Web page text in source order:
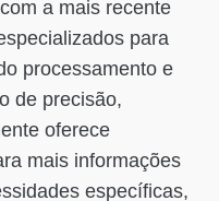
a mais recente
para
processamento e
de precisão,
oferece
mais informações
específicas,